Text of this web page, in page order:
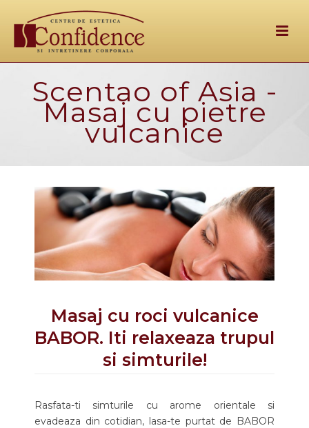
Scentao of Asia -
Masaj cu pietre
vulcanice
Masaj cu roci vulcanice
BABOR. Iti relaxeaza trupul
si simturile!
Rasfata-ti simturile cu arome orientale si
evadeaza din cotidian, lasa-te purtat de BABOR